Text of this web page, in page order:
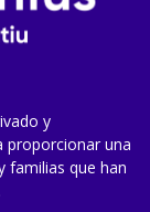
y
proporcionar una
familias que han